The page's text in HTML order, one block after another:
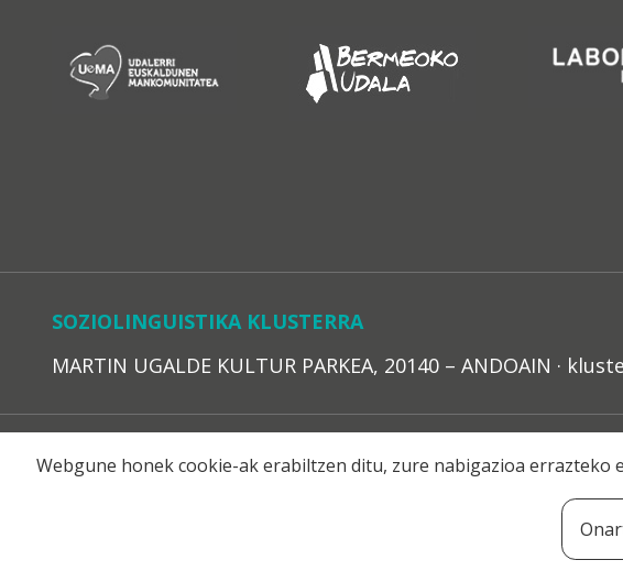
SOZIOLINGUISTIKA KLUSTERRA
MARTIN UGALDE KULTUR PARKEA, 20140 – ANDOAIN ·
Webgune honek cookie-ak erabiltzen ditu, zure nabigazioa